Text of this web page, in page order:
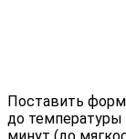
Поставить
до температуры
минут (до